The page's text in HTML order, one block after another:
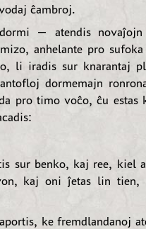
ĉambroj.
— atendis
anhelante pro sufoka
li iradis sur knarantaj
dormemajn
pro timo voĉo, ĉu estas
sur benko, kaj ree, kiel
kaj oni ĵetas lin tien,
ke fremdlandanoj